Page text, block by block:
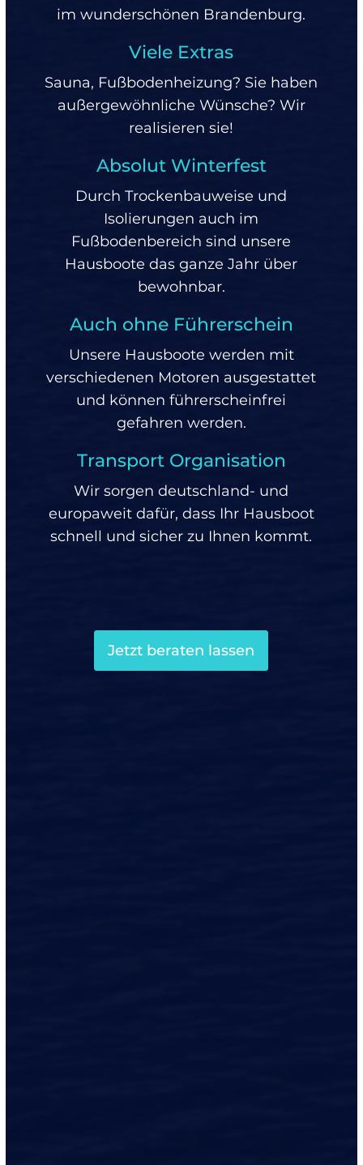
im wunderschönen Brandenburg.
Viele Extras
Sauna, Fußbodenheizung? Sie haben
außergewöhnliche Wünsche? Wir
realisieren sie!
Absolut Winterfest
Durch Trockenbauweise und
Isolierungen auch im
Fußbodenbereich sind unsere
Hausboote das ganze Jahr über
bewohnbar.
Auch ohne Führerschein
Unsere Hausboote werden mit
verschiedenen Motoren ausgestattet
und können führerscheinfrei
gefahren werden.
Transport Organisation
Wir sorgen deutschland- und
europaweit dafür, dass Ihr Hausboot
schnell und sicher zu Ihnen kommt.
Jetzt beraten lassen